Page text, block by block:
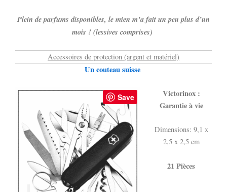
Plein de parfums disponibles, le mien m’a fait un peu plus d’un
mois ! (lessives comprises)
Accessoires de protection (argent et matériel)
Un couteau suisse
Save
Victorinox :
Garantie à vie
Dimensions: 9,1 x
2,5 x 2,5 cm
21 Pièces